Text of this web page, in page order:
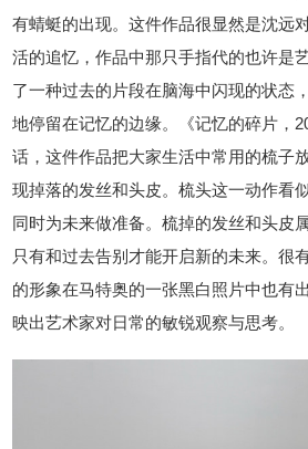
有蜻蜓的出现。这件作品很显然是沈远
活的追忆，作品中那只手指代的也许是
了一种过去的片段在脑海中闪现的状态
地停留在记忆的边缘。《记忆的碎片，
话，这件作品把大家生活中常用的梳子
现掉落的发丝和头皮。梳头这一动作看
同时为未来做准备。梳掉的发丝和头皮
只有和过去告别才能开启新的未来。很
的形象在马特奥的一张黑白照片中也有
映出艺术家对日常的敏锐观察与思考。